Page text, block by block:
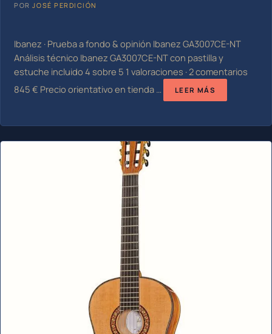
PORJOSÉ PERDICIÓN
Ibanez · Prueba a fondo & opinión Ibanez GA3007CE-NT
Análisis técnico Ibanez GA3007CE-NT con pastilla y
estuche incluido 4 sobre 5 1 valoraciones · 2 comentarios
845 € Precio orientativo en tienda …
LEER MÁS